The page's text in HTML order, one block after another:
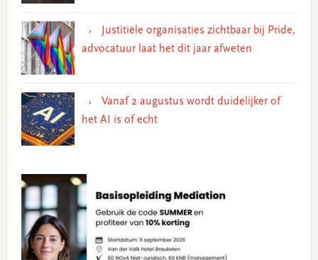
Justitiële organisaties zichtbaar bij Pride,
advocatuur laat het dit jaar afweten
Vanaf 2 augustus wordt duidelijker of
het AI is of echt